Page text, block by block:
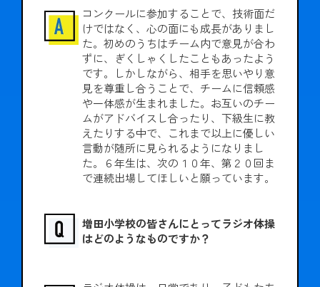
コンクールに参加することで、技術面だ
けではなく、心の面にも成長がありまし
た。初めのうちはチーム内で意見が合わ
ずに、ぎくしゃくしたこともあったよう
です。しかしながら、相手を思いやり意
見を尊重し合うことで、チームに信頼感
や一体感が生まれました。お互いのチー
ムがアドバイスし合ったり、下級生に教
えたりする中で、これまで以上に優しい
言動が随所に見られるようになりまし
た。６年生は、次の１０年、第２０回ま
で連続出場してほしいと願っています。
増田小学校の皆さんにとってラジオ体操
はどのようなものですか？